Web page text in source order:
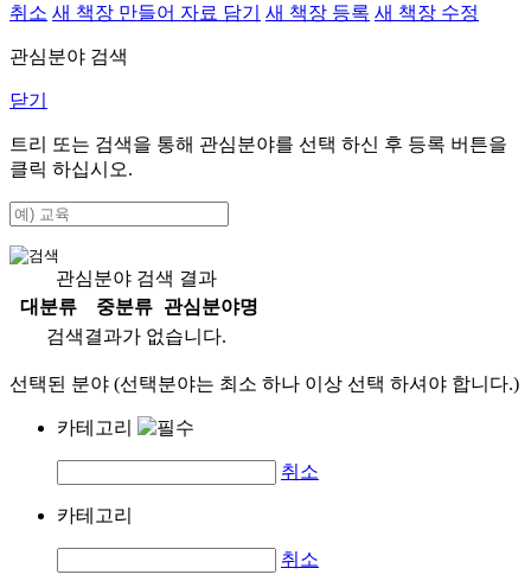
취소 새 책장 만들어 자료 담기 새 책장 등록 새 책장 수정
관심분야 검색
닫기
트리 또는 검색을 통해 관심분야를 선택 하신 후 등록 버튼을
클릭 하십시오.
관심분야 검색 결과
대분류
중분류
관심분야명
검색결과가 없습니다.
선택된 분야 (선택분야는 최소 하나 이상 선택 하셔야 합니다.)
카테고리
취소
카테고리
취소